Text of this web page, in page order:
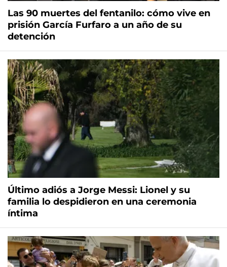
Las 90 muertes del fentanilo: cómo vive en
prisión García Furfaro a un año de su
detención
Último adiós a Jorge Messi: Lionel y su
familia lo despidieron en una ceremonia
íntima